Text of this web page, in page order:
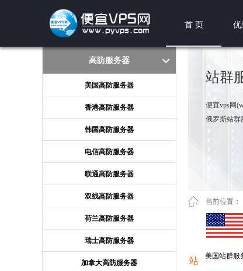
首 页 优
高防服务器
美国高防服务器
香港高防服务器
韩国高防服务器
电信高防服务器
联通高防服务器
双线高防服务器
荷兰高防服务器
瑞士高防服务器
加拿大高防服务器
站群
便宜vps网
俄罗斯站群
当前位置：
站
美国站群服